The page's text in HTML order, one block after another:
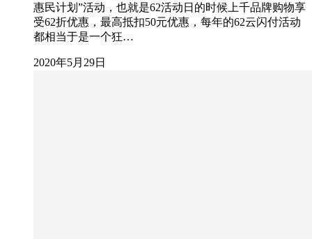
惠民计划”活动，也就是62活动日的时候上千品牌购物享
受62折优惠，最高抵扣50元优惠，每年的62云闪付活动
都相当于是一个狂…
2020年5月29日